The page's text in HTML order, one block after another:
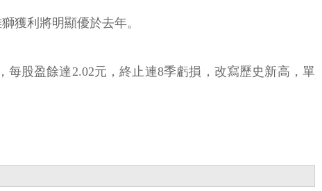
獲利將明顯優於去年。
股盈餘達2.02元，終止連8季虧損，改寫歷史新高，單